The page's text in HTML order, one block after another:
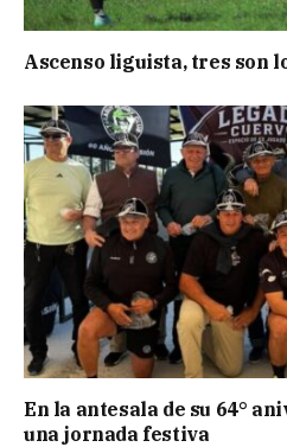
Ascenso liguista, tres son
En la antesala de su 64°
una jornada festiva